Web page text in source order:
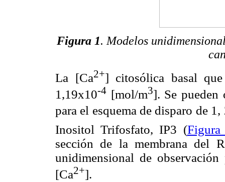
Figura 1. Modelos
La [Ca2+] citosólica basal
1,19x10-4 [mol/m3]. Se pueden
para el esquema de disparo de
Inositol Trifosfato, IP3 (Figura
sección de la membrana del
unidimensional de
[Ca2+].